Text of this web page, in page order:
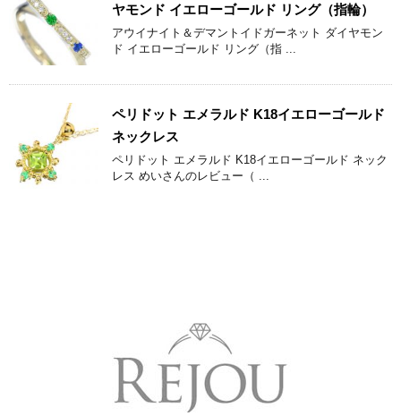
ヤモンド イエローゴールド リング（指輪）
アウイナイト＆デマントイドガーネット ダイヤモン
ド イエローゴールド リング（指 ...
ペリドット エメラルド K18イエローゴールド
ネックレス
ペリドット エメラルド K18イエローゴールド ネック
レス めいさんのレビュー（ ...